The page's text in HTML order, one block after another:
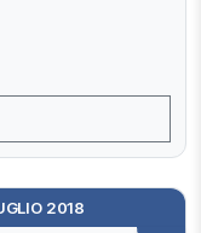
2018